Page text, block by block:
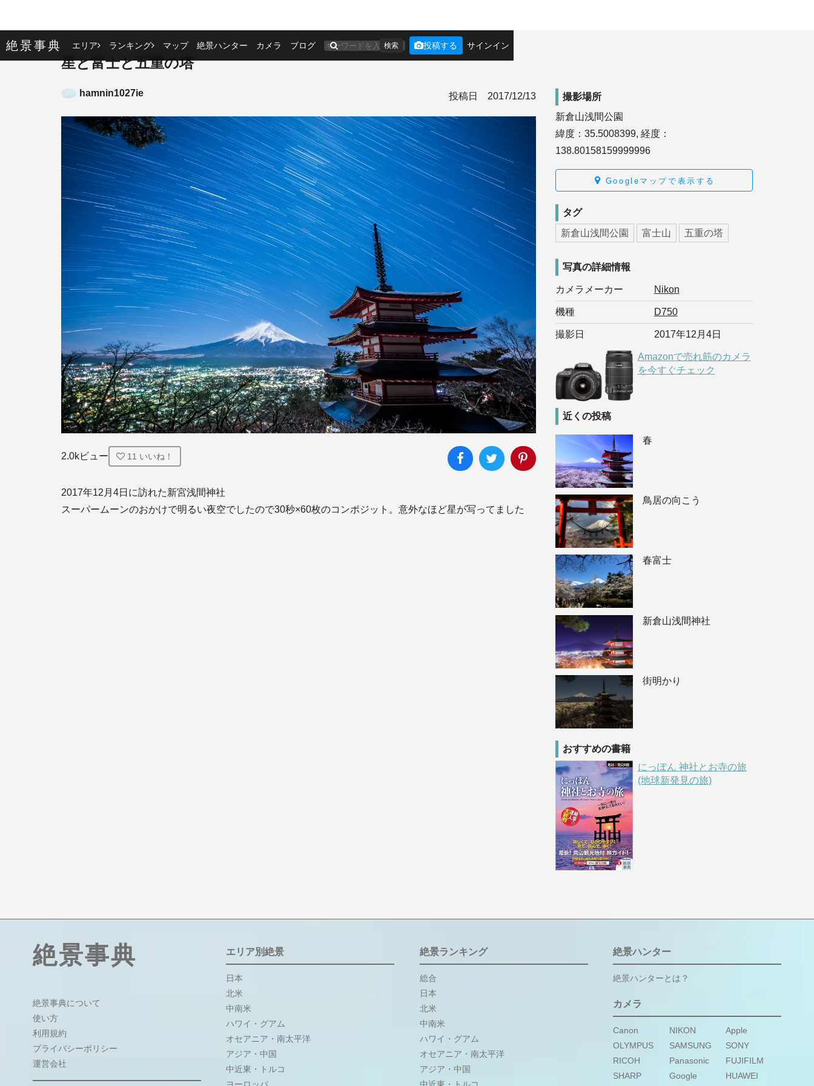
絶景事典 エリア ランキング マップ 絶景ハンター カメラ ブログ 検索 投稿する サインイン
星と富士と五重の塔
hamnin1027ie 投稿日 2017/12/13
2.0kビュー 11 いいね！
2017年12月4日に訪れた新宮浅間神社
スーパームーンのおかけで明るい夜空でしたので30秒×60枚のコンポジット。意外なほど星が写ってました
撮影場所
新倉山浅間公園
緯度：35.5008399, 経度：
138.80158159999996
Googleマップで表示する
タグ
新倉山浅間公園 富士山 五重の塔
写真の詳細情報
カメラメーカー Nikon
機種 D750
撮影日 2017年12月4日
Amazonで売れ筋のカメラ
を今すぐチェック
近くの投稿
春
鳥居の向こう
春富士
新倉山浅間神社
街明かり
おすすめの書籍
にっぽん 神社とお寺の旅
(地球新発見の旅)
絶景事典
絶景事典について
使い方
利用規約
プライバシーポリシー
運営会社
エリア別絶景
日本
北米
中南米
ハワイ・グアム
オセアニア・南太平洋
アジア・中国
中近東・トルコ
絶景ランキング
総合
日本
北米
中南米
ハワイ・グアム
オセアニア・南太平洋
アジア・中国
絶景ハンター
絶景ハンターとは？
カメラ
Canon NIKON
Apple
OLYMPUS
SAMSUNG
SONY
RICOH
Panasonic
FUJIFILM
SHARP
Google HUAWEI